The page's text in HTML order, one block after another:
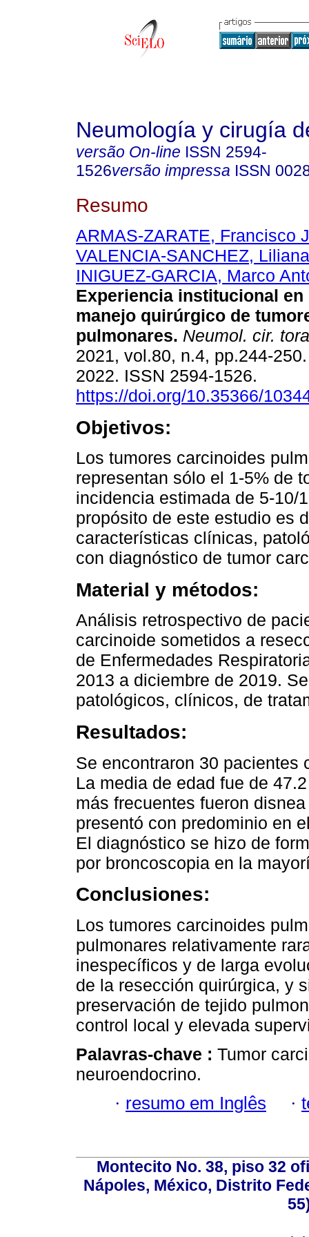
Neumología y cirugía
versão On-line ISSN 2594-
1526versão impressa ISSN
Resumo
ARMAS-ZARATE, Francisco
VALENCIA-SANCHEZ,
INIGUEZ-GARCIA, Marco
Experiencia institucional en
manejo quirúrgico de
pulmonares. Neumol. cir.
2021, vol.80, n.4, pp.244-
2022. ISSN 2594-1526.
https://doi.org/10.35366/
Objetivos:
Los tumores carcinoides
representan sólo el 1-5% de
incidencia estimada de 5-10/
propósito de este estudio es
características clínicas,
con diagnóstico de tumor
Material y métodos:
Análisis retrospectivo de
carcinoide sometidos a
de Enfermedades
2013 a diciembre de 2019.
patológicos, clínicos, de
Resultados:
Se encontraron 30 pacientes
La media de edad fue de
más frecuentes fueron
presentó con predominio en
El diagnóstico se hizo de
por broncoscopia en la
Conclusiones:
Los tumores carcinoides
pulmonares relativamente
inespecíficos y de larga
de la resección quirúrgica, y
preservación de tejido
control local y elevada
Palavras-chave : Tumor
neuroendocrino.
· resumo em Inglês ·
Montecito No. 38, piso 32
Nápoles, México, Distrito